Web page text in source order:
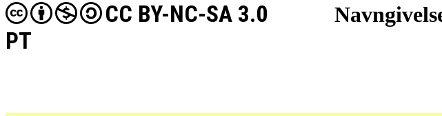
CC BY-NC-SA 3.0
PT